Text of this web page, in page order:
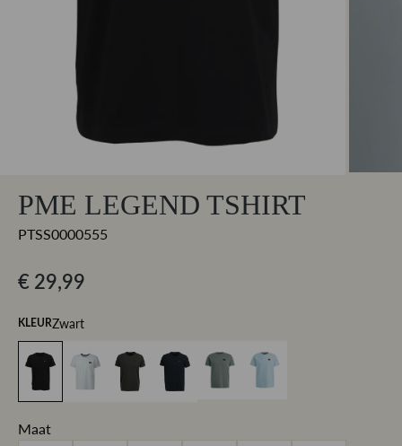
PME LEGEND TSHIRT
PTSS0000555
€ 29,99
KLEURZwart
Maat